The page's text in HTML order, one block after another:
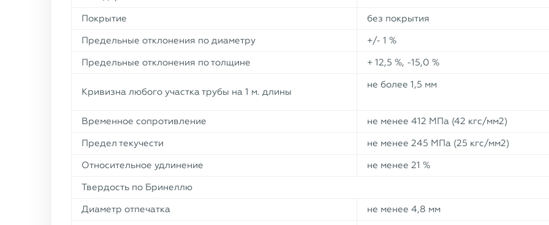
Покрытие
без покрытия
Предельные отклонения по диаметру
+/- 1 %
Предельные отклонения по толщине
+ 12,5 %, -15,0 %
Кривизна любого участка трубы на 1 м. длины
не более 1,5 мм
Временное сопротивление
не менее 412 МПа (42 кгс/мм2)
Предел текучести
не менее 245 МПа (25 кгс/мм2)
Относительное удлинение
не менее 21 %
Твердость по Бринеллю
Диаметр отпечатка
не менее 4,8 мм